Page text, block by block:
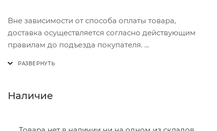
Вне зависимости от способа оплаты товара,
доставка осуществляется согласно действующим
правилам до подъезда покупателя.
В субботу с 8:00 до 15:00
Наличие